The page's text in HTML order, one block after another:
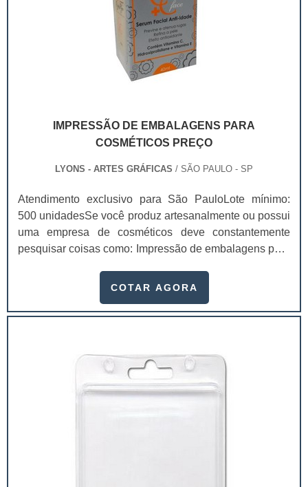
IMPRESSÃO DE EMBALAGENS PARA
COSMÉTICOS PREÇO
LYONS - ARTES GRÁFICAS / SÃO PAULO - SP
Atendimento exclusivo para São PauloLote mínimo:
500 unidadesSe você produz artesanalmente ou possui
uma empresa de cosméticos deve constantemente
pesquisar coisas como: Impressão de embalagens para
um investimento necessário para quem está no
extremamente competitivo, assim, as embalagens
COTAR AGORA